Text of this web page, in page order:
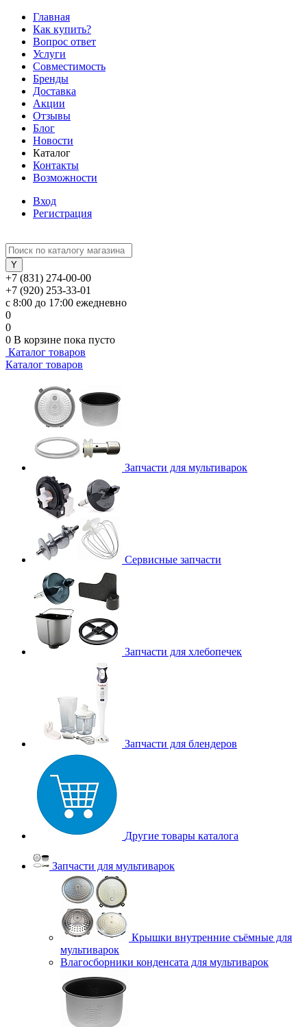
Главная
Как купить?
Вопрос ответ
Услуги
Совместимость
Бренды
Доставка
Акции
Отзывы
Блог
Новости
Каталог
Контакты
Возможности
Вход
Регистрация
+7 (831) 274-00-00
+7 (920) 253-33-01
с 8:00 до 17:00 ежедневно
0
0
0 В корзине пока пусто
Каталог товаров
Каталог товаров
Запчасти для мультиварок
Сервисные запчасти
Запчасти для хлебопечек
Запчасти для блендеров
Другие товары каталога
Запчасти для мультиварок
Крышки внутренние съёмные для
мультиварок
Влагосборники конденсата для мультиварок